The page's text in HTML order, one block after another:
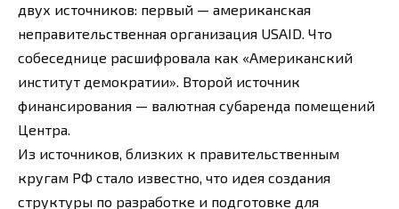
двух источников: первый — американская
неправительственная организация USAID. Что
собеседнице расшифровала как «Американский
институт демократии». Второй источник
финансирования — валютная субаренда помещений
Центра.
Из источников, близких к правительственным
кругам РФ стало известно, что идея создания
структуры по разработке и подготовке для